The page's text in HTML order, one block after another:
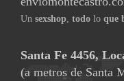
Un sexshop todo lo que
Santa Fe 4456,
(a metros de Santa